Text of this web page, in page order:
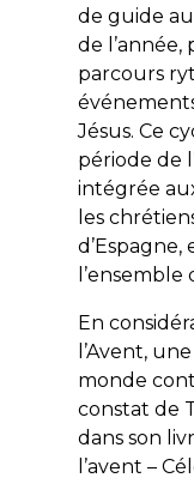
de guide
de
parcours
Jésus. Ce
période de
intégrée
les
l’ensemble
En
l’Avent,
monde
constat de
dans son
l’avent –